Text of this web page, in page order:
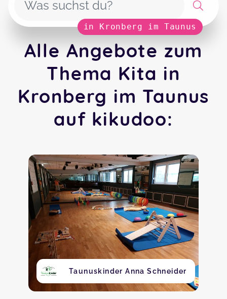
in Kronberg im Taunus
Alle Angebote zum
Thema Kita in
Kronberg im Taunus
auf kikudoo:
Taunuskinder Anna Schneider